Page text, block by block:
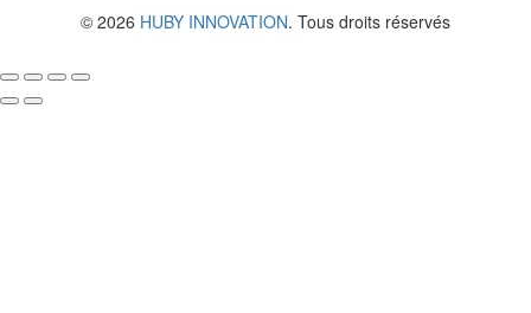
© 2026 HUBY INNOVATION. Tous droits réservés